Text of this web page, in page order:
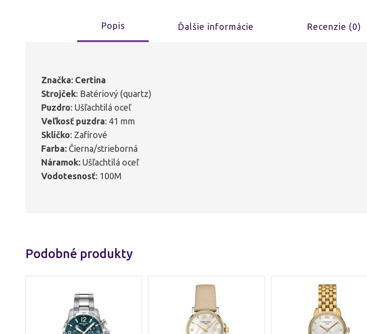
Popis Ďalšie informácie Recenzie (0)
Značka: Certina
Strojček: Batériový (quartz)
Puzdro: Ušľachtilá oceľ
Veľkosť puzdra: 41 mm
Sklíčko: Zafírové
Farba: Čierna/strieborná
Náramok: Ušľachtilá oceľ
Vodotesnosť: 100M
Podobné produkty